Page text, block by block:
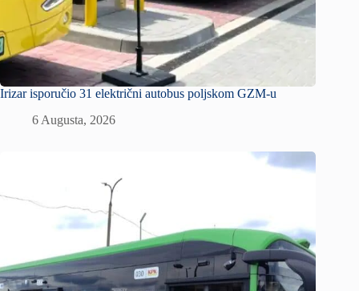
Irizar isporučio 31 električni autobus poljskom GZM-u
6 Augusta, 2026